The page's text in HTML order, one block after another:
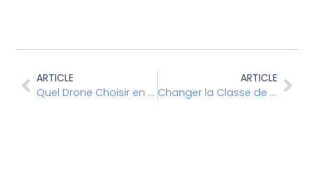
ARTICLE
Quel Drone Choisir en 2025
ARTICLE
Changer la Classe de son Drone